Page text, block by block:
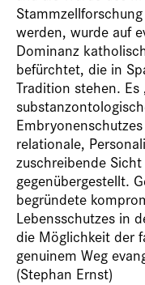
werden, wurde auf
Dominanz
befürchtet, die in
Tradition stehen. Es
relationale,
zuschreibende
gegenübergestellt.
begründete
Lebensschutzes in
die Möglichkeit der
genuinem Weg
(Stephan Ernst)